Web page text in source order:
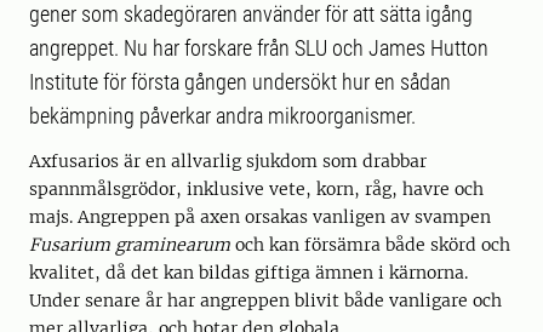
gener som skadegöraren använder för att sätta igång
angreppet. Nu har forskare från SLU och James Hutton
Institute för första gången undersökt hur en sådan
bekämpning påverkar andra mikroorganismer.
Axfusarios är en allvarlig sjukdom som drabbar
spannmålsgrödor, inklusive vete, korn, råg, havre och
majs. Angreppen på axen orsakas vanligen av svampen
Fusarium graminearum och kan försämra både skörd och
kvalitet, då det kan bildas giftiga ämnen i kärnorna.
Under senare år har angreppen blivit både vanligare och